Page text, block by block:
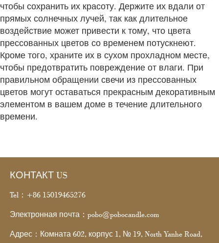
чтобы сохранить их красоту. Держите их вдали от
прямых солнечных лучей, так как длительное
воздействие может привести к тому, что цвета
прессованных цветов со временем потускнеют.
Кроме того, храните их в сухом прохладном месте,
чтобы предотвратить повреждение от влаги. При
правильном обращении свечи из прессованных
цветов могут оставаться прекрасным декоративным
элементом в вашем доме в течение длительного
времени.
КОНТАКТ US
Tel：+86 15019465276
Электронная почта：pobo@pobocandle.com
Адрес：Комната 602, корпус 1, № 19, North Yanhe Road,